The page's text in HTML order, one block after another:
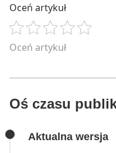
Oceń artykuł
Oceń artykuł
Oś czasu
Aktualna wersja